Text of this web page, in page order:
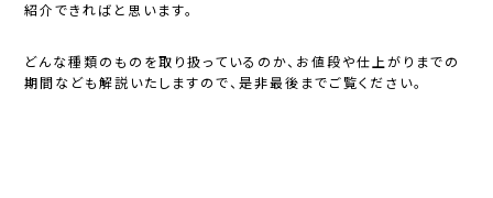
紹介できればと思います。
どんな種類のものを取り扱っているのか、お値段や仕上がりまでの
期間なども解説いたしますので、是非最後までご覧ください。